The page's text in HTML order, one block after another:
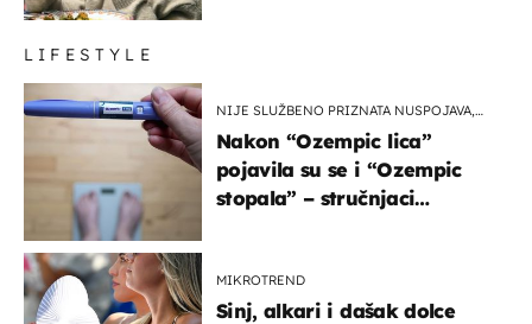
LIFESTYLE
NIJE SLUŽBENO PRIZNATA NUSPOJAVA,
Nakon “Ozempic lica”
pojavila su se i “Ozempic
stopala” – stručnjaci
MIKROTREND
Sinj, alkari i dašak dolce